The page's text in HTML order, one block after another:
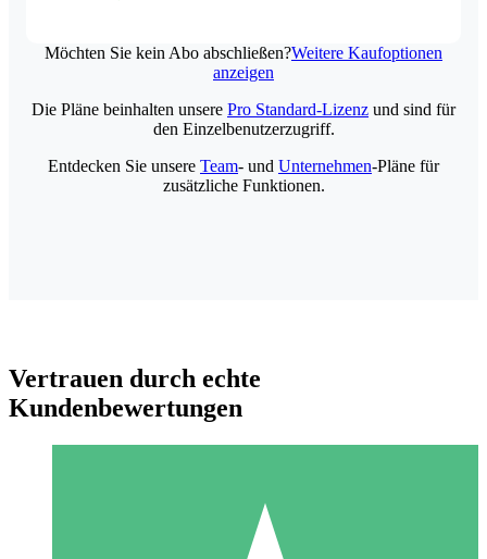
Möchten Sie kein Abo abschließen?Weitere Kaufoptionen
anzeigen
Die Pläne beinhalten unsere Pro Standard-Lizenz und sind für
den Einzelbenutzerzugriff.
Entdecken Sie unsere Team- und Unternehmen-Pläne für
zusätzliche Funktionen.
Vertrauen durch echte
Kundenbewertungen